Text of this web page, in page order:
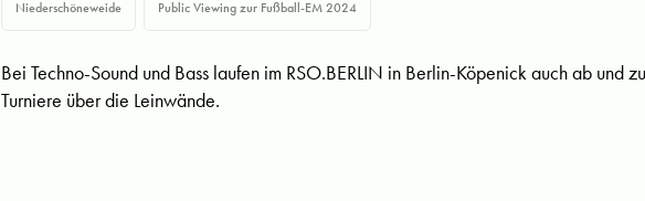
Niederschöneweide Public Viewing zur Fußball-EM 2024
Bei Techno-Sound und Bass laufen im RSO.BERLIN in Berlin-Köpenick auch ab und
Turniere über die Leinwände.